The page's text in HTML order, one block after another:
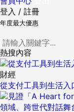
登入 / 註冊
年度最大優惠
熱搜內容
財經
從支付工具到生活入